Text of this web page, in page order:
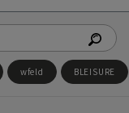
wfeld BLEISURE